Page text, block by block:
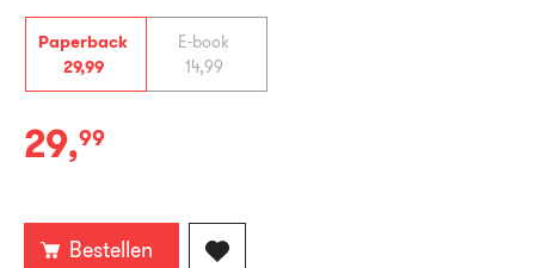
Paperback
29,99
E-book
14,99
Paperback:
29,99
Bestellen